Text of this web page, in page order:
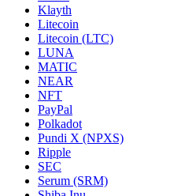
Klayth
Litecoin
Litecoin (LTC)
LUNA
MATIC
NEAR
NFT
PayPal
Polkadot
Pundi X (NPXS)
Ripple
SEC
Serum (SRM)